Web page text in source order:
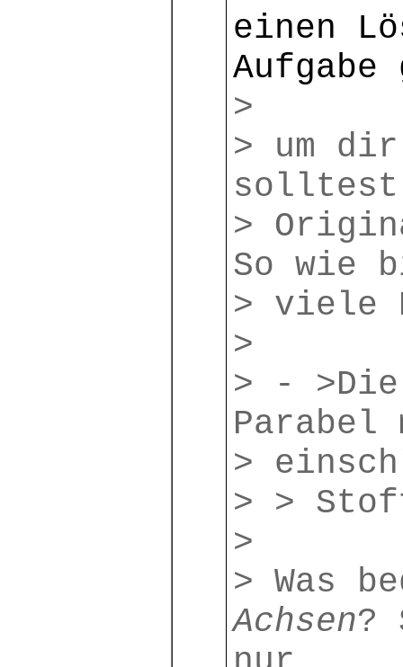
einen
Aufgabe
>
> um
solltest
>
So wie
> viele
>
> -
Parabel
>
> >
>
> Was
Achsen?